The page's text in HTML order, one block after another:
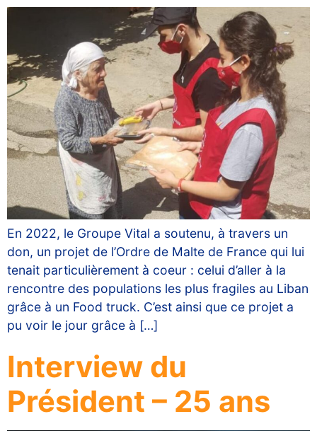
En 2022, le Groupe Vital a soutenu, à travers un
don, un projet de l’Ordre de Malte de France qui lui
tenait particulièrement à coeur : celui d’aller à la
rencontre des populations les plus fragiles au Liban
grâce à un Food truck. C’est ainsi que ce projet a
pu voir le jour grâce à […]
Interview du
Président – 25 ans